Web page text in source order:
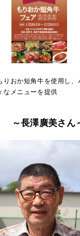
りおか短角牛を使用し
なメニューを提供
～長澤廣美さん